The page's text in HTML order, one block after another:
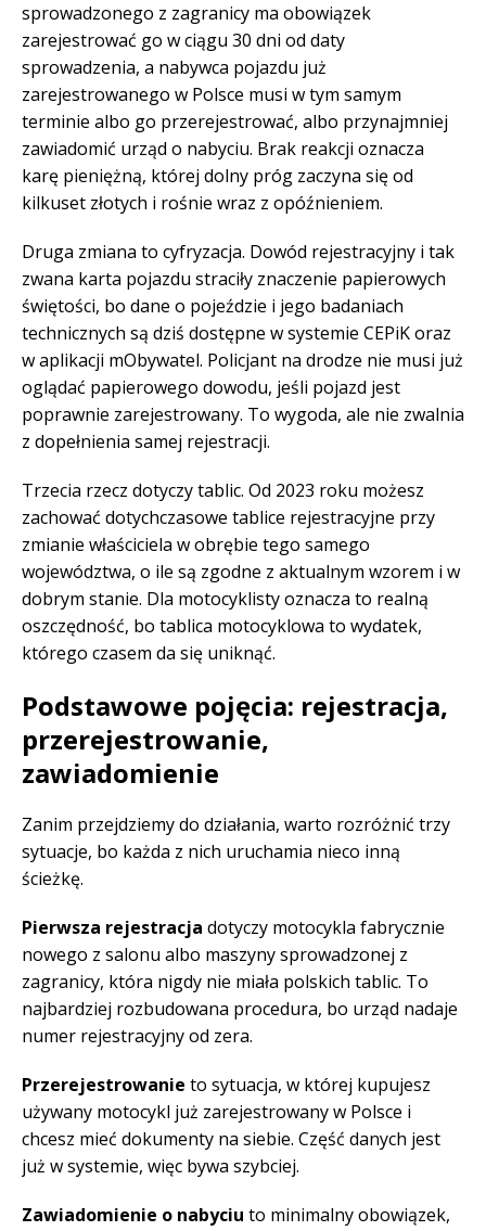
sprowadzonego z zagranicy ma obowiązek
zarejestrować go w ciągu 30 dni od daty
sprowadzenia, a nabywca pojazdu już
zarejestrowanego w Polsce musi w tym samym
terminie albo go przerejestrować, albo przynajmniej
zawiadomić urząd o nabyciu. Brak reakcji oznacza
karę pieniężną, której dolny próg zaczyna się od
kilkuset złotych i rośnie wraz z opóźnieniem.
Druga zmiana to cyfryzacja. Dowód rejestracyjny i tak
zwana karta pojazdu straciły znaczenie papierowych
świętości, bo dane o pojeździe i jego badaniach
technicznych są dziś dostępne w systemie CEPiK oraz
w aplikacji mObywatel. Policjant na drodze nie musi już
oglądać papierowego dowodu, jeśli pojazd jest
poprawnie zarejestrowany. To wygoda, ale nie zwalnia
z dopełnienia samej rejestracji.
Trzecia rzecz dotyczy tablic. Od 2023 roku możesz
zachować dotychczasowe tablice rejestracyjne przy
zmianie właściciela w obrębie tego samego
województwa, o ile są zgodne z aktualnym wzorem i w
dobrym stanie. Dla motocyklisty oznacza to realną
oszczędność, bo tablica motocyklowa to wydatek,
którego czasem da się uniknąć.
Podstawowe pojęcia: rejestracja,
przerejestrowanie,
zawiadomienie
Zanim przejdziemy do działania, warto rozróżnić trzy
sytuacje, bo każda z nich uruchamia nieco inną
ścieżkę.
Pierwsza rejestracja dotyczy motocykla fabrycznie
nowego z salonu albo maszyny sprowadzonej z
zagranicy, która nigdy nie miała polskich tablic. To
najbardziej rozbudowana procedura, bo urząd nadaje
numer rejestracyjny od zera.
Przerejestrowanie to sytuacja, w której kupujesz
używany motocykl już zarejestrowany w Polsce i
chcesz mieć dokumenty na siebie. Część danych jest
już w systemie, więc bywa szybciej.
Zawiadomienie o nabyciu to minimalny obowiązek,